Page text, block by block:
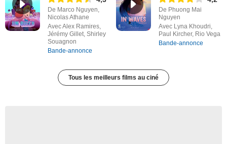
De Marco Nguyen,
Nicolas Athane
Avec Alex Ramires,
Jérémy Gillet, Shirley
Souagnon
Bande-annonce
De Phuong Mai
Nguyen
Avec Lyna Khoudri,
Paul Kircher, Rio Vega
Bande-annonce
Tous les meilleurs films au ciné